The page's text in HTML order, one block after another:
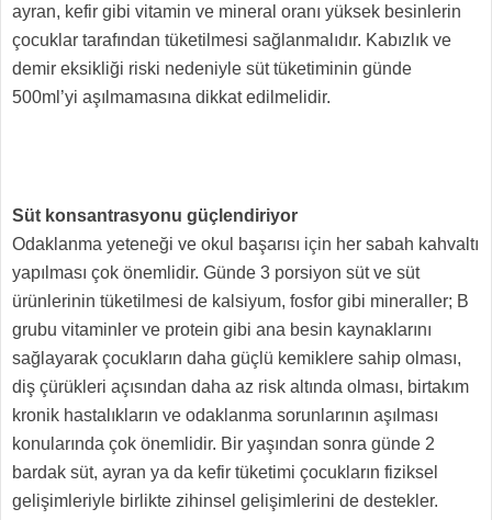
ayran, kefir gibi vitamin ve mineral oranı yüksek besinlerin
çocuklar tarafından tüketilmesi sağlanmalıdır. Kabızlık ve
demir eksikliği riski nedeniyle süt tüketiminin günde
500ml’yi aşılmamasına dikkat edilmelidir.
Süt konsantrasyonu güçlendiriyor
Odaklanma yeteneği ve okul başarısı için her sabah kahvaltı
yapılması çok önemlidir. Günde 3 porsiyon süt ve süt
ürünlerinin tüketilmesi de kalsiyum, fosfor gibi mineraller; B
grubu vitaminler ve protein gibi ana besin kaynaklarını
sağlayarak çocukların daha güçlü kemiklere sahip olması,
diş çürükleri açısından daha az risk altında olması, birtakım
kronik hastalıkların ve odaklanma sorunlarının aşılması
konularında çok önemlidir. Bir yaşından sonra günde 2
bardak süt, ayran ya da kefir tüketimi çocukların fiziksel
gelişimleriyle birlikte zihinsel gelişimlerini de destekler.